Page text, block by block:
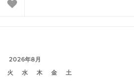
2026年8月
火 水 木 金
土